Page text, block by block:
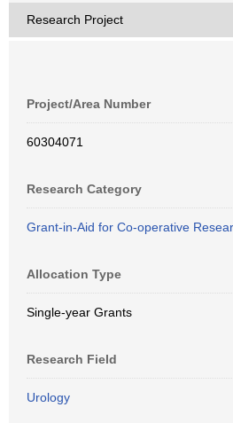
Research Project
Project/Area Number
60304071
Research Category
Grant-in-Aid for Co-operative
Allocation Type
Single-year Grants
Research Field
Urology